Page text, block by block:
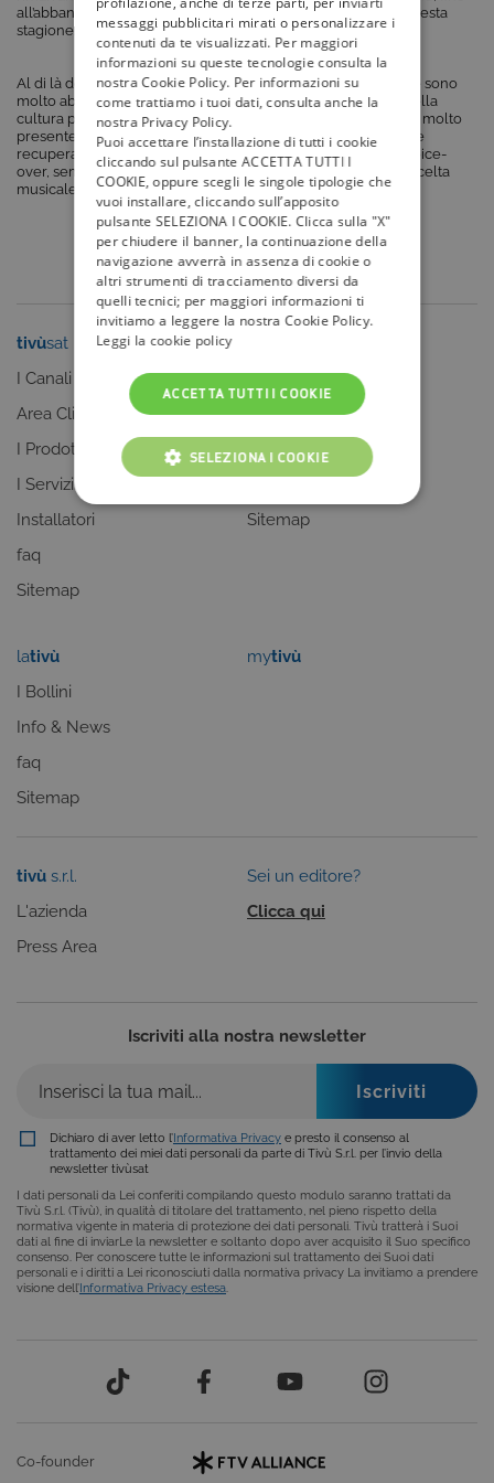
all’abbandono di Murray e di Hilarie Burton al termine della sesta
stagione.
Al di là dell’intreccio, Schwahn e gli sceneggiatori della serie sono
molto abili nel miscelare vari elementi dell’immaginario e della
cultura popolare giovanile americana: dal tema dello sport – molto
presente nella prima stagione, quasi assente nella seconda e
recuperato sullo sfondo a partire dalla terza – ai numerosi voice-
over, sempre densi di pensieri e citazioni, a una ricchissima scelta
musicale.
tivùsat
I Canali
Area Clienti
I Prodotti
I Servizi
Installatori
faq
Sitemap
I programmi
I canali
La Guida +
Sitemap
lativù
I Bollini
Info & News
faq
Sitemap
mytivù
tivù s.r.l.
L'azienda
Press Area
Sei un editore?
Clicca qui
Iscriviti alla nostra newsletter
Dichiaro di aver letto l’Informativa Privacy e presto il consenso al
trattamento dei miei dati personali da parte di Tivù S.r.l. per l’invio della
newsletter tivùsat
I dati personali da Lei conferiti compilando questo modulo saranno trattati da
Tivù S.r.l. (Tivù), in qualità di titolare del trattamento, nel pieno rispetto della
normativa vigente in materia di protezione dei dati personali. Tivù tratterà i Suoi
dati al fine di inviarLe la newsletter e soltanto dopo aver acquisito il Suo specifico
consenso. Per conoscere tutte le informazioni sul trattamento dei Suoi dati
personali e i diritti a Lei riconosciuti dalla normativa privacy La invitiamo a prendere
visione dell’Informativa Privacy estesa
Co-founder
messaggi pubblicitari mirati o personalizzare i
contenuti da te visualizzati. Per maggiori
informazioni su queste tecnologie consulta la
nostra Cookie Policy. Per informazioni su
come trattiamo i tuoi dati, consulta anche la
nostra Privacy Policy.
Puoi accettare l’installazione di tutti i cookie
cliccando sul pulsante ACCETTA TUTTI I
COOKIE, oppure scegli le singole tipologie che
vuoi installare, cliccando sull’apposito
pulsante SELEZIONA I COOKIE. Clicca sulla "X"
per chiudere il banner, la continuazione della
navigazione avverrà in assenza di cookie o
altri strumenti di tracciamento diversi da
quelli tecnici; per maggiori informazioni ti
invitiamo a leggere la nostra Cookie Policy.
Leggi la cookie policy
ACCETTA TUTTI I COOKIE
SELEZIONA I COOKIE
COOKIE TECNICI
risposta ad azioni da te effettuate nel corso della
navigazione, che costituiscono una richiesta di
servizi ai sensi di legge, come la corretta
visualizzazione del sito e dei suoi contenuti.
riguardo alla loro installazione, ma in tal caso
alcune parti del sito non funzioneranno
correttamente. Questi cookie non archiviano, di
norma, dati personali.
Scadenza Descrizione
ASP.NET_SessionId
Microsoft
www.tivu.tv
Sessione
Cookie di
piattaforma
uso
utilizzato da
siti scritti
tecnologie
basate su
.tivu.tv